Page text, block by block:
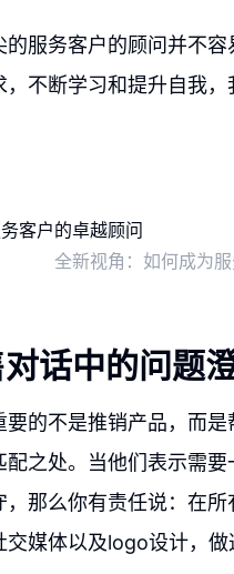
服务客户的顾问并不
不断学习和提升自我
全新视角：如何成为
话中的问题
的不是推销产品，而
配之处。当他们表示需
那么你有责任说：在
媒体以及logo设计，做